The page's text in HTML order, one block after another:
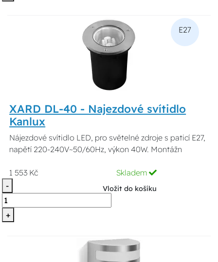
E27
XARD DL-40 - Najezdové svítidlo
Kanlux
Nájezdové svítidlo LED, pro světelné zdroje s paticí E27,
napětí 220-240V~50/60Hz, výkon 40W. Montážn
1 553 Kč
Skladem
-
+
Vložit do košíku